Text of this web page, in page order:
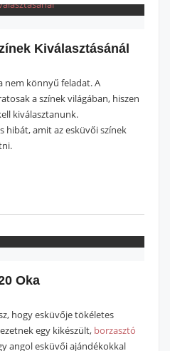
Kiválasztásánál
nem könnyű feladat. A
a színek világában, hiszen
kiválasztanunk.
hibát, amit az esküvői színek
Oka
hogy esküvője tökéletes
egy kikészült, borzasztó
angol esküvői ajándékokkal